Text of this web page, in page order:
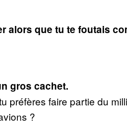
alors que tu te foutais
gros cachet.
préfères faire partie du
?